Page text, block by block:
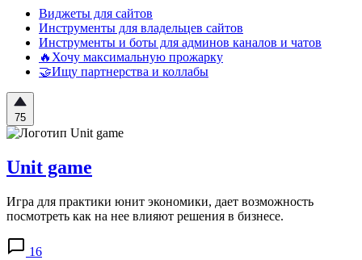
Виджеты для сайтов
Инструменты для владельцев сайтов
Инструменты и боты для админов каналов и чатов
🔥Хочу максимальную прожарку
🤝Ищу партнерства и коллабы
75
Unit game
Игра для практики юнит экономики, дает возможность
посмотреть как на нее влияют решения в бизнесе.
16